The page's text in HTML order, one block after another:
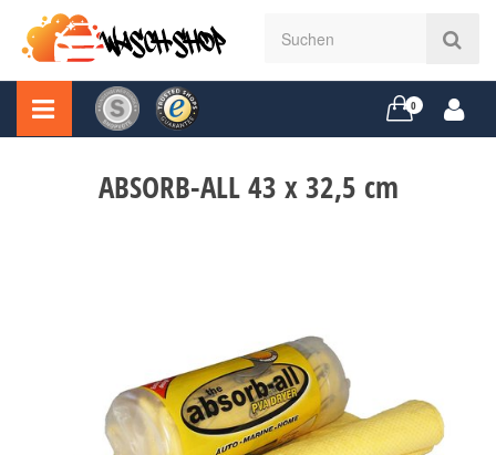
0
ABSORB-ALL 43 x 32,5 cm